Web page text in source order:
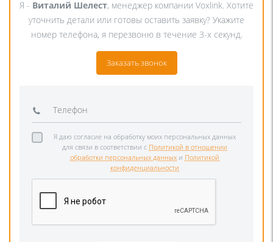
Я - Виталий Шелест, менеджер компании Voxlink. Хотите
уточнить детали или готовы оставить заявку? Укажите
номер телефона, я перезвоню в течение 3-х секунд.
Заказать звонок
Я даю согласие на обработку моих персональных данных
для связи в соответствии с Политикой в отношении
обработки персональных данных и Политикой
конфиденциальности